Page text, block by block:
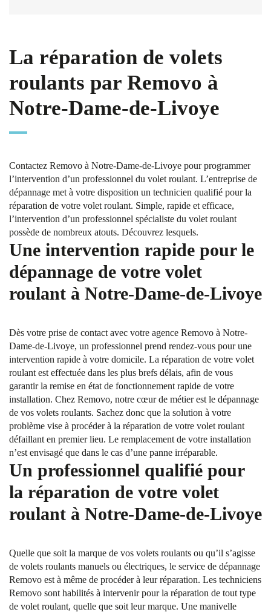
La réparation de volets
roulants par Removo à
Notre-Dame-de-Livoye
Contactez Removo à Notre-Dame-de-Livoye pour programmer
l’intervention d’un professionnel du volet roulant. L’entreprise de
dépannage met à votre disposition un technicien qualifié pour la
réparation de votre volet roulant. Simple, rapide et efficace,
l’intervention d’un professionnel spécialiste du volet roulant
possède de nombreux atouts. Découvrez lesquels.
Une intervention rapide pour le
dépannage de votre volet
roulant à Notre-Dame-de-Livoye
Dès votre prise de contact avec votre agence Removo à Notre-
Dame-de-Livoye, un professionnel prend rendez-vous pour une
intervention rapide à votre domicile. La réparation de votre volet
roulant est effectuée dans les plus brefs délais, afin de vous
garantir la remise en état de fonctionnement rapide de votre
installation. Chez Removo, notre cœur de métier est le dépannage
de vos volets roulants. Sachez donc que la solution à votre
problème vise à procéder à la réparation de votre volet roulant
défaillant en premier lieu. Le remplacement de votre installation
n’est envisagé que dans le cas d’une panne irréparable.
Un professionnel qualifié pour
la réparation de votre volet
roulant à Notre-Dame-de-Livoye
Quelle que soit la marque de vos volets roulants ou qu’il s’agisse
de volets roulants manuels ou électriques, le service de dépannage
Removo est à même de procéder à leur réparation. Les techniciens
Removo sont habilités à intervenir pour la réparation de tout type
de volet roulant, quelle que soit leur marque. Une manivelle